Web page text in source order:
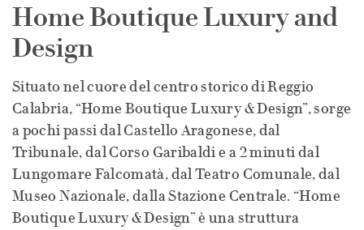
Home Boutique Luxury and
Design
Situato nel cuore del centro storico di Reggio
Calabria, “Home Boutique Luxury & Design”, sorge
a pochi passi dal Castello Aragonese, dal
Tribunale, dal Corso Garibaldi e a 2 minuti dal
Lungomare Falcomatà, dal Teatro Comunale, dal
Museo Nazionale, dalla Stazione Centrale. “Home
Boutique Luxury & Design” è una struttura